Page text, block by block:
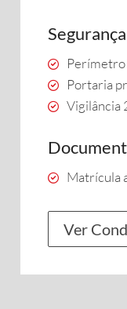
Segurança
Portaria
Vigilância
Matrícula
Ver